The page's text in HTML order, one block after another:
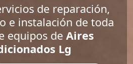
de reparación,
e instalación de toda
equipos de Aires
Lg